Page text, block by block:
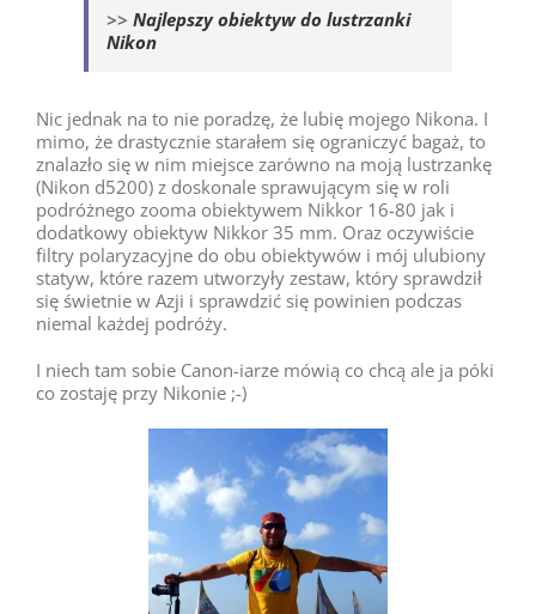
>> Najlepszy obiektyw do lustrzanki
Nikon
Nic jednak na to nie poradzę, że lubię mojego Nikona. I
mimo, że drastycznie starałem się ograniczyć bagaż, to
znalazło się w nim miejsce zarówno na moją lustrzankę
(Nikon d5200) z doskonale sprawującym się w roli
podróżnego zooma obiektywem Nikkor 16-80 jak i
dodatkowy obiektyw Nikkor 35 mm. Oraz oczywiście
filtry polaryzacyjne do obu obiektywów i mój ulubiony
statyw, które razem utworzyły zestaw, który sprawdził
się świetnie w Azji i sprawdzić się powinien podczas
niemal każdej podróży.
I niech tam sobie Canon-iarze mówią co chcą ale ja póki
co zostaję przy Nikonie ;-)